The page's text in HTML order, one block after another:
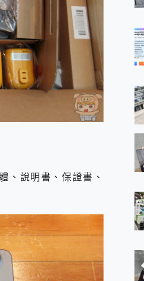
、說明書、保證書、